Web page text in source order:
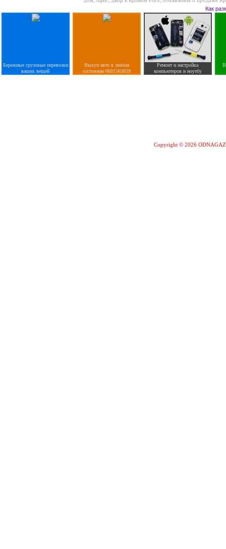
Как
Бережные грузовые перевозки
ваших вещей
Выкуп авто в любом
состоянии 0681563039
Ремонт и настройка
компьютеров и ноутбу
Copyright © 2026